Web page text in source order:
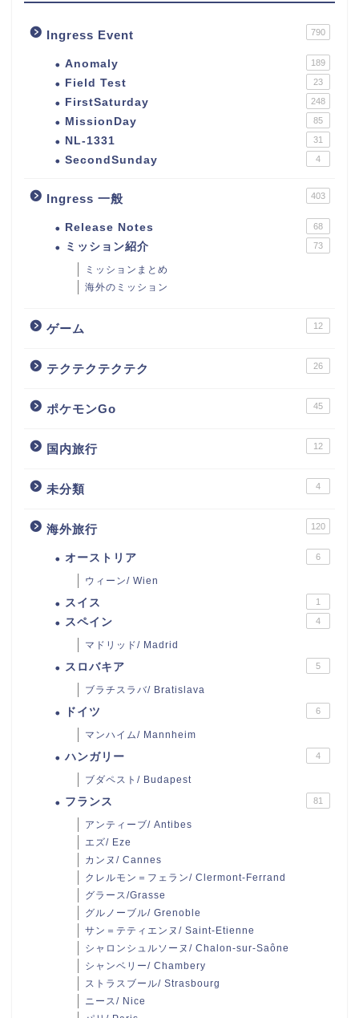
Ingress Event 790
Anomaly 189
Field Test 23
FirstSaturday 248
MissionDay 85
NL-1331 31
SecondSunday 4
Ingress 一般 403
Release Notes 68
ミッション紹介 73
ミッションまとめ
海外のミッション
ゲーム 12
テクテクテクテク 26
ポケモンGo 45
国内旅行 12
未分類 4
海外旅行 120
オーストリア 6
ウィーン/ Wien
スイス 1
スペイン 4
マドリッド/ Madrid
スロバキア 5
ブラチスラバ/ Bratislava
ドイツ 6
マンハイム/ Mannheim
ハンガリー 4
ブダペスト/ Budapest
フランス 81
アンティーブ/ Antibes
エズ/ Eze
カンヌ/ Cannes
クレルモン＝フェラン/ Clermont-Ferrand
グラース/Grasse
グルノーブル/ Grenoble
サン＝テティエンヌ/ Saint-Etienne
シャロンシュルソーヌ/ Chalon-sur-Saône
シャンベリー/ Chambery
ストラスブール/ Strasbourg
ニース/ Nice